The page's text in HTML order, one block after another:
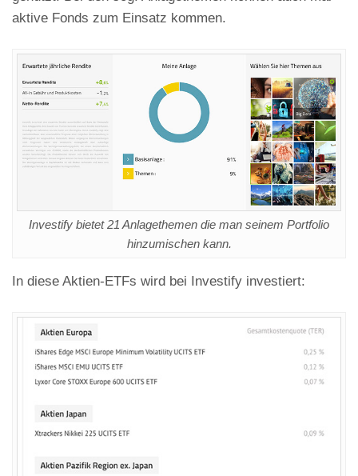
aktive Fonds zum Einsatz kommen.
Investify bietet 21 Anlagethemen die man seinem Portfolio
hinzumischen kann.
In diese Aktien-ETFs wird bei Investify investiert: